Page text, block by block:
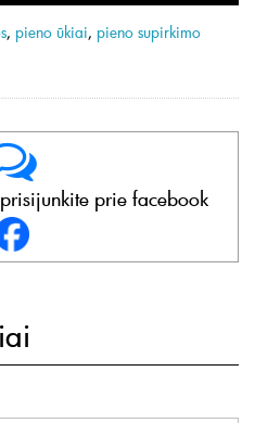
, pieno ūkiai, pieno supirkimo
prie facebook